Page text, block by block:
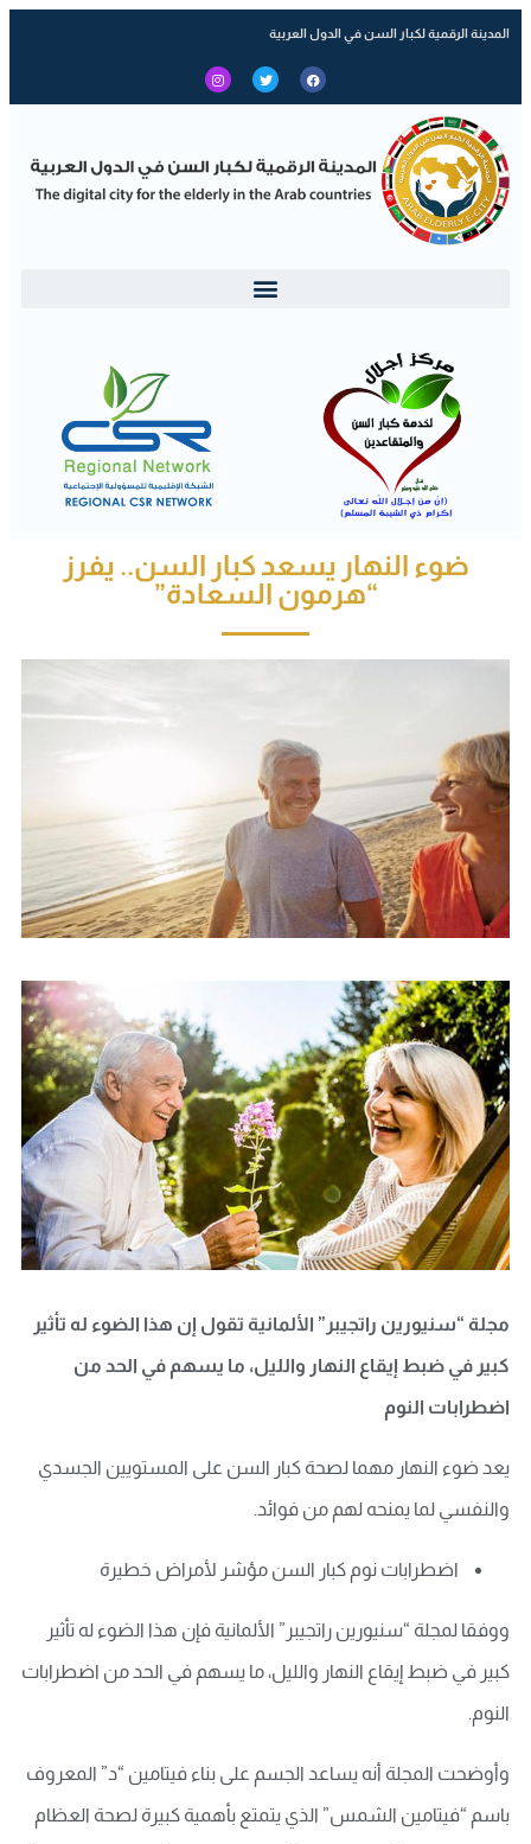
المدينة الرقمية لكبار السن في الدول العربية
ضوء النهار يسعد كبار السن.. يفرز
“هرمون السعادة”
مجلة “سنيورين راتجيبر” الألمانية تقول إن هذا الضوء له تأثير
كبير في ضبط إيقاع النهار والليل، ما يسهم في الحد من
اضطرابات النوم
يعد ضوء النهار مهما لصحة كبار السن على المستويين الجسدي
والنفسي لما يمنحه لهم من فوائد.
اضطرابات نوم كبار السن مؤشر لأمراض خطيرة
ووفقا لمجلة “سنيورين راتجيبر” الألمانية فإن هذا الضوء له تأثير
كبير في ضبط إيقاع النهار والليل، ما يسهم في الحد من اضطرابات
النوم.
وأوضحت المجلة أنه يساعد الجسم على بناء فيتامين “د” المعروف
باسم “فيتامين الشمس” الذي يتمتع بأهمية كبيرة لصحة العظام